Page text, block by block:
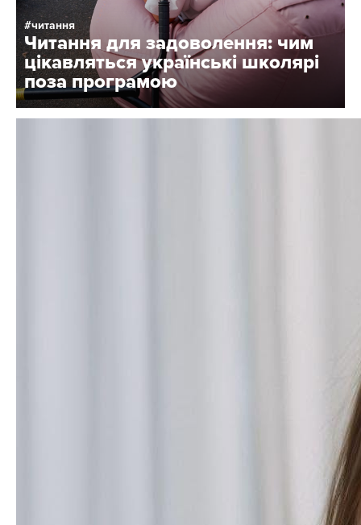
читання
Читання для задоволення: чим
цікавляться українські школярі
поза програмою